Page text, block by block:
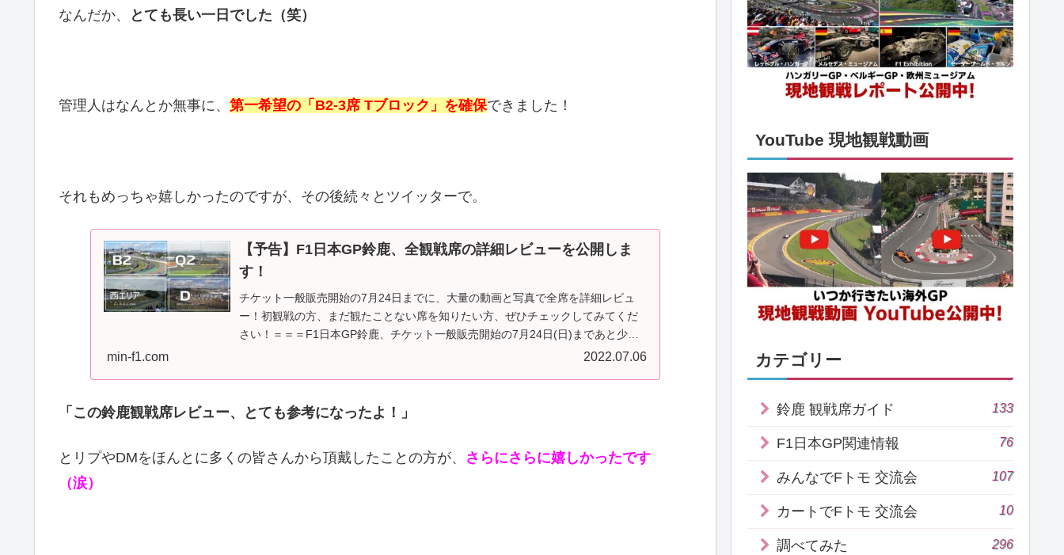
なんだか、 とても長い一日でした（笑）
管理人はなんとか無事に、 第一希望の「B2-3席 Tブロック」を確保できました！
それもめっちゃ嬉しかったのですが、その後続々とツイッターで。
【予告】F1日本GP鈴鹿、全観戦席の詳細レビューを公開しま
す！
チケット一般販売開始の7月24日までに、大量の動画と写真で全席を詳細レビュ
ー！初観戦の方、まだ観たことない席を知りたい方、ぜひチェックしてみてくだ
さい！＝＝＝F1日本GP鈴鹿、チケット一般販売開始の7月24日(日)まであと少し
min-f1.com 2022.07.06
「この鈴鹿観戦席レビュー、とても参考になったよ！」
とリプやDMをほんとに多くの皆さんから頂戴したことの方が、 さらにさらに嬉しかったです
（涙）
YouTube 現地観戦動画
カテゴリー
鈴鹿 観戦席ガイド 133
F1日本GP関連情報 76
みんなでFトモ 交流会 107
カートでFトモ 交流会 10
調べてみた 296